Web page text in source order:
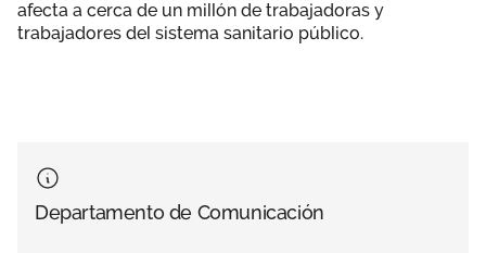
afecta a cerca de un millón de trabajadoras y
trabajadores del sistema sanitario público.
Departamento de Comunicación